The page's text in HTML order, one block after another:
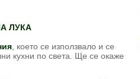
ЛУКА
, което се използвало и се
кухни по света. Ще се окаже